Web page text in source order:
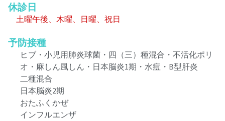
休診日
土曜午後、木曜、日曜、祝日
予防接種
ヒブ・小児用肺炎球菌・四（三）種混合・不活化ポリ
オ・麻しん風しん・日本脳炎1期・水痘・B型肝炎
二種混合
日本脳炎2期
おたふくかぜ
インフルエンザ